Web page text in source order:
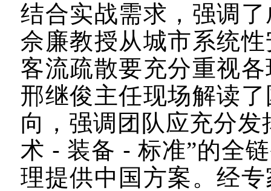
结合实战需求，强调
佘廉教授从城市系统
客流疏散要充分重视
邢继俊主任现场解读
向，强调团队应充分
术 - 装备 -标准”的全
理提供中国方案。经